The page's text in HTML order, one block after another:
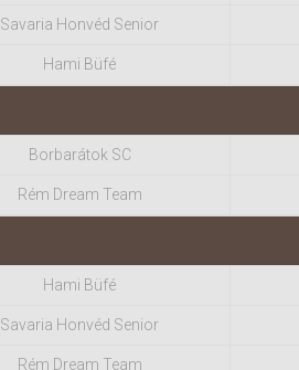
Savaria Honvéd Senior
Hami Büfé
Borbarátok SC
Rém Dream Team
Hami Büfé
Savaria Honvéd Senior
Rém Dream Team